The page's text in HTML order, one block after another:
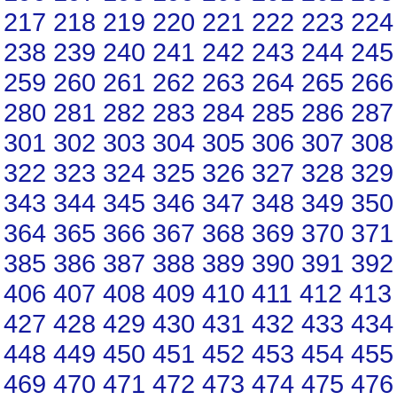
217 218 219 220 221 222 223 224
238 239 240 241 242 243 244 245
259 260 261 262 263 264 265 266
280 281 282 283 284 285 286 287
301 302 303 304 305 306 307 308
322 323 324 325 326 327 328 329
343 344 345 346 347 348 349 350
364 365 366 367 368 369 370 371
385 386 387 388 389 390 391 392
406 407 408 409 410 411 412 413
427 428 429 430 431 432 433 434
448 449 450 451 452 453 454 455
469 470 471 472 473 474 475 476